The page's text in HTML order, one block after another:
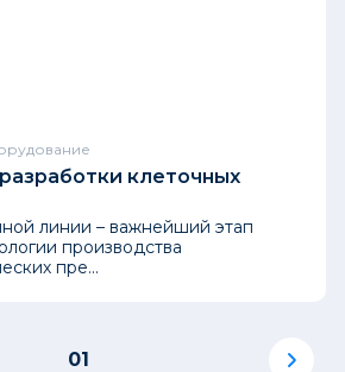
клеточных
линии – важнейший этап
производства
пре...
01